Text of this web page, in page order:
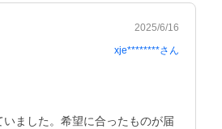
2025/6/16
xje********さん
ました。希望に合ったものが届